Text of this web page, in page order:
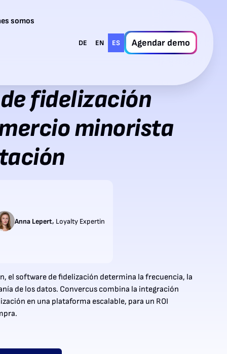
somos
DE EN ES Agendar demo
fidelización
minorista
Anna Lepert, Loyalty Expertin
el software de fidelización determina la frecuencia, la
de los datos. Convercus combina la integración
en una plataforma escalable, para un ROI